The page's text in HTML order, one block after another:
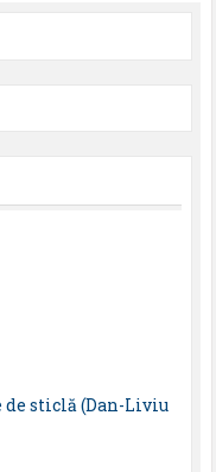
sticlă (Dan-Liviu